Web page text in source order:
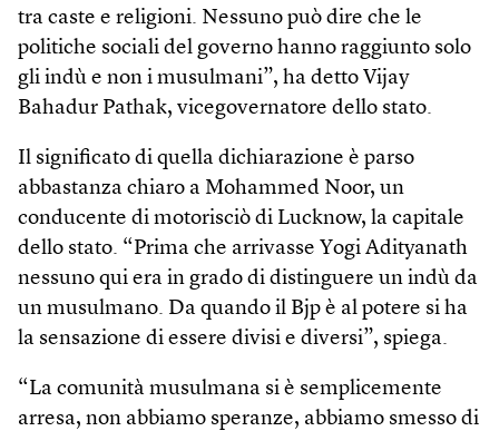
tra caste e religioni. Nessuno può dire che le
politiche sociali del governo hanno raggiunto solo
gli indù e non i musulmani”, ha detto Vijay
Bahadur Pathak, vicegovernatore dello stato.
Il significato di quella dichiarazione è parso
abbastanza chiaro a Mohammed Noor, un
conducente di motorisciò di Lucknow, la capitale
dello stato. “Prima che arrivasse Yogi Adityanath
nessuno qui era in grado di distinguere un indù da
un musulmano. Da quando il Bjp è al potere si ha
la sensazione di essere divisi e diversi”, spiega.
“La comunità musulmana si è semplicemente
arresa, non abbiamo speranze, abbiamo smesso di